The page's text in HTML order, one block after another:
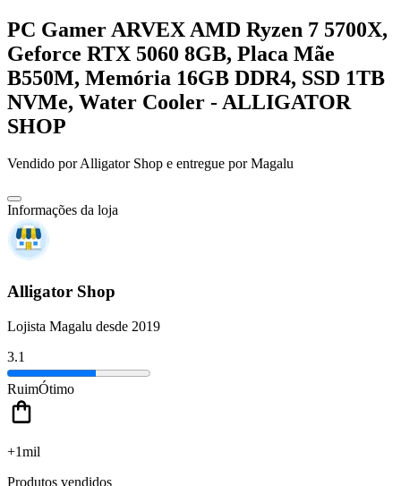
PC Gamer ARVEX AMD Ryzen 7 5700X,
Geforce RTX 5060 8GB, Placa Mãe
B550M, Memória 16GB DDR4, SSD 1TB
NVMe, Water Cooler - ALLIGATOR
SHOP
Vendido porAlligator Shop e entregue por Magalu
Informações da loja
Alligator Shop
Lojista Magalu desde 2019
3.1
RuimÓtimo
+1mil
Produtos vendidos